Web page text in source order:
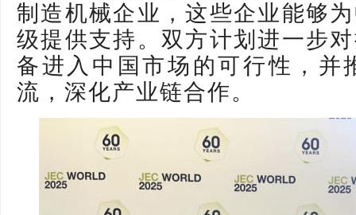
制造机械企业，这些企业能够
级提供支持。双方计划进一步
备进入中国市场的可行性，并
流，深化产业链合作。